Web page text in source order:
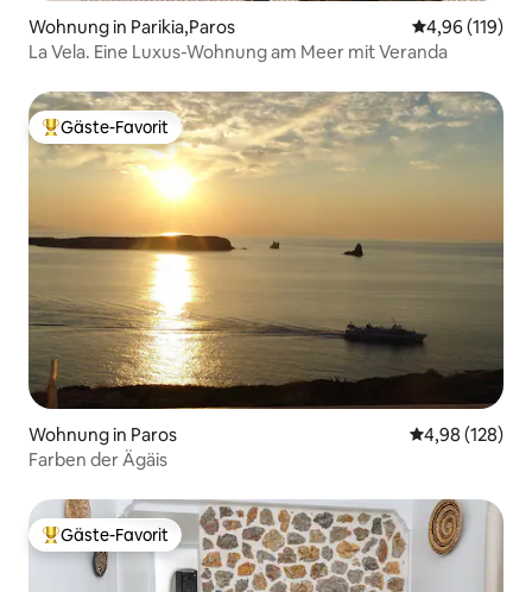
Wohnung in Parikia,Paros
4,96 (119)
La Vela. Eine Luxus-Wohnung am Meer mit Veranda
Beliebter Gäste-Favorit.
Gäste-Favorit
Wohnung in Paros
4,98 (128)
Farben der Ägäis
Beliebter Gäste-Favorit.
Gäste-Favorit